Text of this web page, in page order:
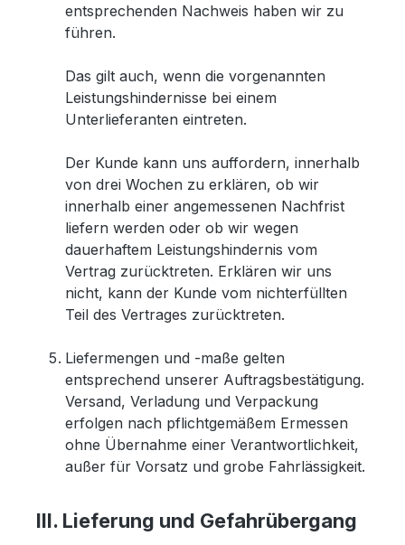
entsprechenden Nachweis haben wir zu
führen.
Das gilt auch, wenn die vorgenannten
Leistungshindernisse bei einem
Unterlieferanten eintreten.
Der Kunde kann uns auffordern, innerhalb
von drei Wochen zu erklären, ob wir
innerhalb einer angemessenen Nachfrist
liefern werden oder ob wir wegen
dauerhaftem Leistungshindernis vom
Vertrag zurücktreten. Erklären wir uns
nicht, kann der Kunde vom nichterfüllten
Teil des Vertrages zurücktreten.
Liefermengen und -maße gelten
entsprechend unserer Auftragsbestätigung.
Versand, Verladung und Verpackung
erfolgen nach pflichtgemäßem Ermessen
ohne Übernahme einer Verantwortlichkeit,
außer für Vorsatz und grobe Fahrlässigkeit.
III. Lieferung und Gefahrübergang